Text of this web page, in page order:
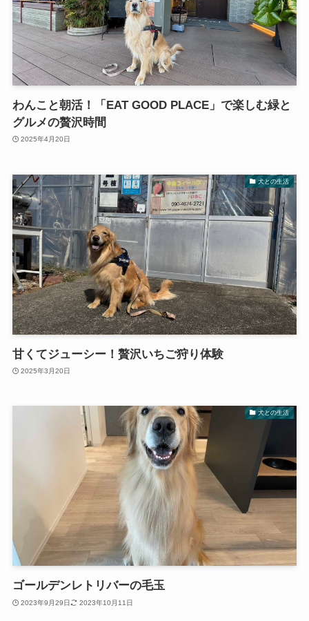
わんこと朝活！「EAT GOOD PLACE」で楽しむ緑と
グルメの贅沢時間
2025年4月20日
犬との生活
甘くてジューシー！贅沢いちご狩り体験
2025年3月20日
犬との生活
ゴールデンレトリバーの毛玉
2023年9月29日 2023年10月11日